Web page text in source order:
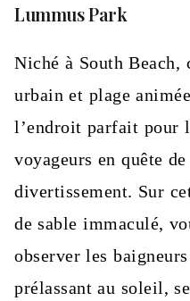
Lummus Park
Niché à South Beach,
urbain et plage
l’endroit parfait pour
voyageurs en quête
divertissement. Sur
de sable immaculé,
observer les baigneurs
prélassant au soleil,